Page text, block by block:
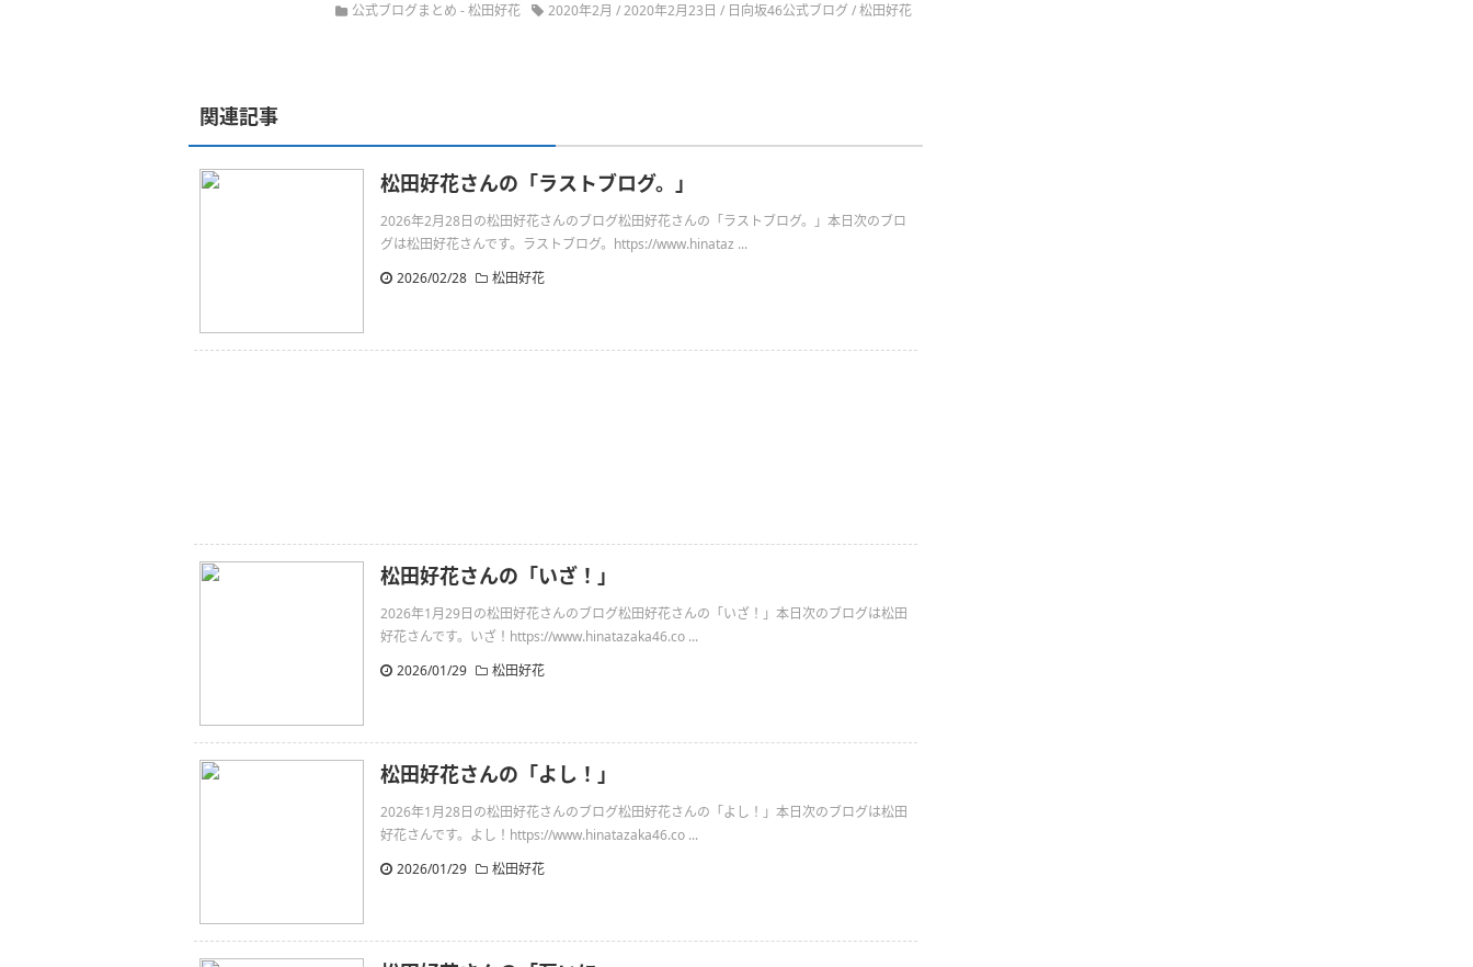
公式ブログまとめ -松田好花 2020年2月 /2020年2月23日 / 日向坂46公式ブログ/松田好花
関連記事
松田好花さんの「ラストブログ。」
2026年2月28日の松田好花さんのブログ松田好花さんの「ラストブログ。」本日次のブロ
グは松田好花さんです。ラストブログ。https://www.hinataz ...
2026/02/28
松田好花
松田好花さんの「いざ！」
2026年1月29日の松田好花さんのブログ松田好花さんの「いざ！」本日次のブログは松田
好花さんです。いざ！https://www.hinatazaka46.co ...
2026/01/29
松田好花
松田好花さんの「よし！」
2026年1月28日の松田好花さんのブログ松田好花さんの「よし！」本日次のブログは松田
好花さんです。よし！https://www.hinatazaka46.co ...
2026/01/29
松田好花